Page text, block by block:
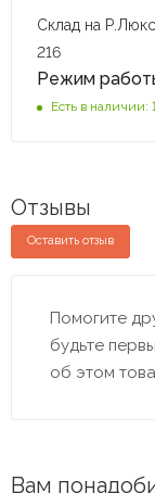
Склад на
216
Режим
Есть в наличии:
Отзывы
Оставить отзыв
Помогите
будьте
об этом
Вам